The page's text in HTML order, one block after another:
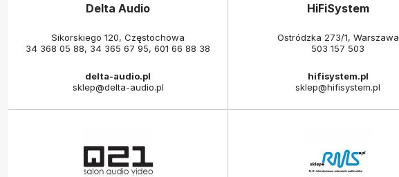
Delta Audio
Sikorskiego 120, Częstochowa
34 368 05 88, 34 365 67 95,601 66 88 38
delta-audio.pl
sklep@delta-audio.pl
HiFiSystem
Ostródzka 273/1, Warszawa
503 157 503
hifisystem.pl
sklep@hifisystem.pl